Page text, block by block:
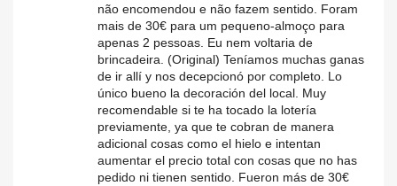
não encomendou e não fazem sentido. Foram
mais de 30€ para um pequeno-almoço para
apenas 2 pessoas. Eu nem voltaria de
brincadeira. (Original) Teníamos muchas ganas
de ir allí y nos decepcionó por completo. Lo
único bueno la decoración del local. Muy
recomendable si te ha tocado la lotería
previamente, ya que te cobran de manera
adicional cosas como el hielo e intentan
aumentar el precio total con cosas que no has
pedido ni tienen sentido. Fueron más de 30€